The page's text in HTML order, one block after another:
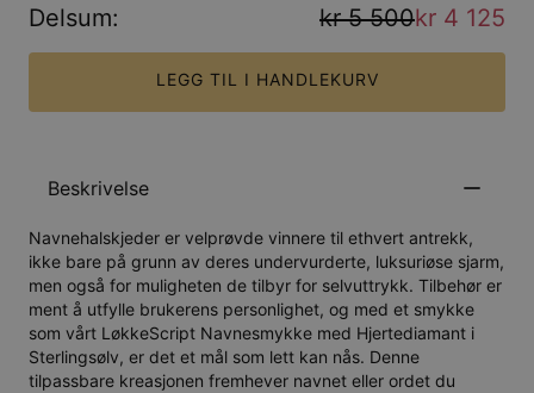
Delsum: kr 5 500kr 4 125
LEGG TIL I HANDLEKURV
Beskrivelse
Navnehalskjeder er velprøvde vinnere til ethvert antrekk,
ikke bare på grunn av deres undervurderte, luksuriøse sjarm,
men også for muligheten de tilbyr for selvuttrykk. Tilbehør er
ment å utfylle brukerens personlighet, og med et smykke
som vårt LøkkeScript Navnesmykke med Hjertediamant i
Sterlingsølv, er det et mål som lett kan nås. Denne
tilpassbare kreasjonen fremhever navnet eller ordet du